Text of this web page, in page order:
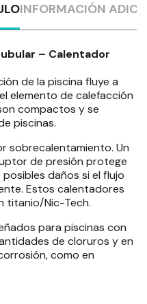
INFORMACIÓN
– Calentador
de la piscina fluye a
elemento de calefacción
compactos y se
piscinas.
sobrecalentamiento. Un
de presión protege
daños si el flujo
Estos calentadores
titanio/Nic-Tech.
para piscinas con
de cloruros y en
como en